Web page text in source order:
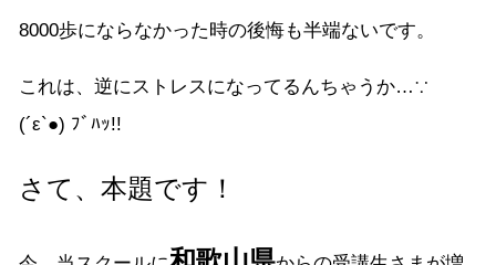
8000歩にならなかった時の後悔も半端ないです。
これは、逆にストレスになってるんちゃうか…∵ゞ
(´ε`●) ﾌﾞﾊｯ!!
さて、本題です！